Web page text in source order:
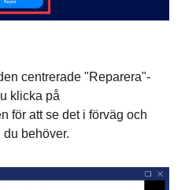
centrerade "Reparera"-
klicka på
för att se det i förväg och
du behöver.